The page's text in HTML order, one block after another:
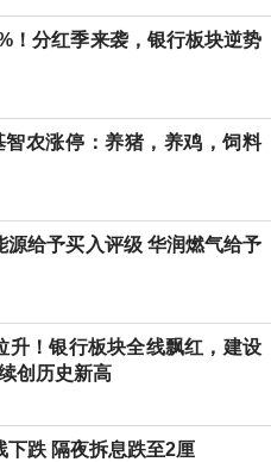
！分红季来袭，银行板块逆势
智农涨停：养猪，养鸡，饲料
源给予买入评级 华润燃气给予
升！银行板块全线飘红，建设
创历史新高
下跌 隔夜拆息跌至2厘